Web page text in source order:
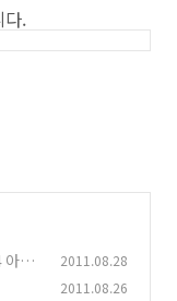
다.
이
2011.08.28
2011.08.26